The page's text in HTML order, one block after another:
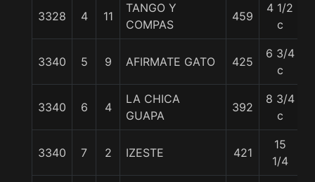
3328 4 11
TANGO Y
COMPAS
459
4 1/2
c
3340 5 9 AFIRMATE GATO 425
6 3/4
c
3340 6 4
LA CHICA
GUAPA
392
8 3/4
c
3340 7 2 IZESTE 421
15
1/4